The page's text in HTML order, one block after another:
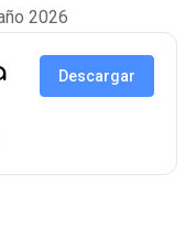
2026
Descargar